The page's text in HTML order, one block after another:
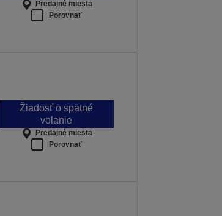
Predajné miesta
Porovnať
Žiadosť o spätné
volanie
Predajné miesta
Porovnať